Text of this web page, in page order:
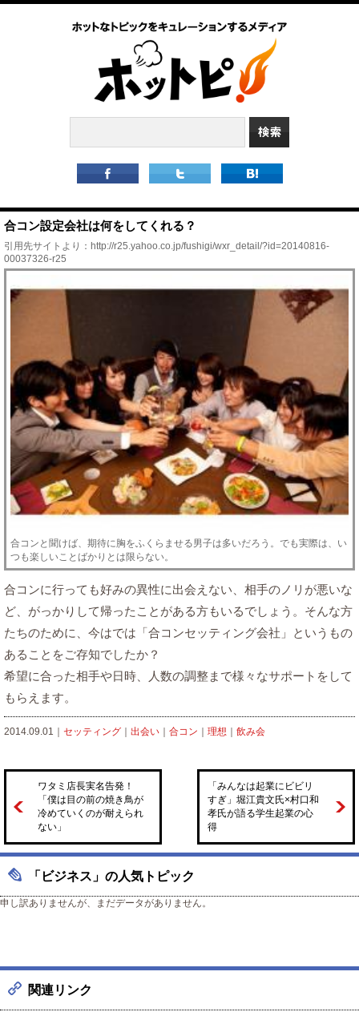
合コン設定会社は何をしてくれる？
引用先サイトより： http://r25.yahoo.co.jp/fushigi/wxr_detail/?id=20140816-
00037326-r25
合コンと聞けば、期待に胸をふくらませる男子は多いだろう。でも実際は、い
つも楽しいことばかりとは限らない。
合コンに行っても好みの異性に出会えない、相手のノリが悪いな
ど、がっかりして帰ったことがある方もいるでしょう。そんな方
たちのために、今はでは「合コンセッティング会社」というもの
あることをご存知でしたか？
希望に合った相手や日時、人数の調整まで様々なサポートをして
もらえます。
2014.09.01｜ セッティング ｜ 出会い ｜ 合コン ｜ 理想 ｜ 飲み会
ワタミ店長実名告発！
「僕は目の前の焼き鳥が
冷めていくのが耐えられ
ない」
「みんなは起業にビビリ
すぎ」堀江貴文氏×村口和
孝氏が語る学生起業の心
得
「ビジネス」の人気トピック
申し訳ありませんが、まだデータがありません。
関連リンク